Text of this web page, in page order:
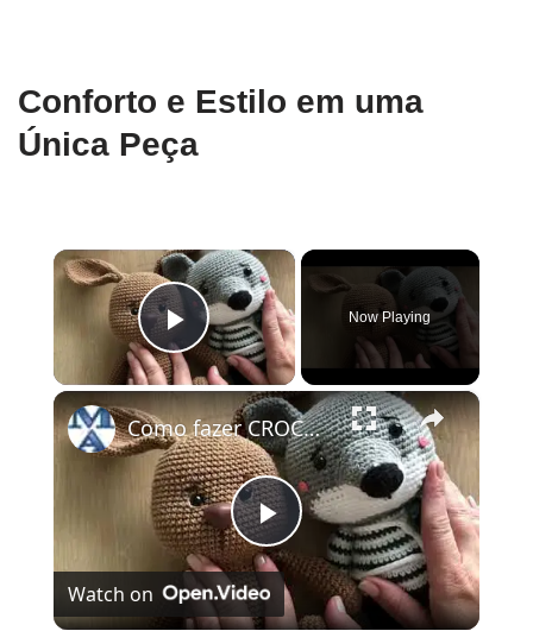
Conforto e Estilo em uma
Única Peça
×
Play Video
Now Playing
×
Play
Video
Como fazer CROCHE - ponto X e ponto V
Watch on